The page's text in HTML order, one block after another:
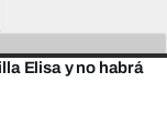
Elisa y no habrá